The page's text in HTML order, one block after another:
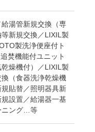
湯管新規交換（専
新規交換／LIXIL製
製洗浄便座付ト
焚機能付ユニット
燥機付）／LIXIL製
（食器洗浄乾燥機
貼替／照明器具新
設置／給湯器一基
ニング…等